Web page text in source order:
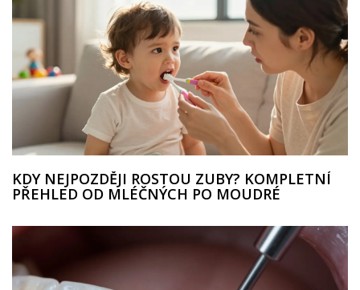
KDY NEJPOZDĚJI ROSTOU ZUBY? KOMPLETNÍ
PŘEHLED OD MLÉČNÝCH PO MOUDRÉ